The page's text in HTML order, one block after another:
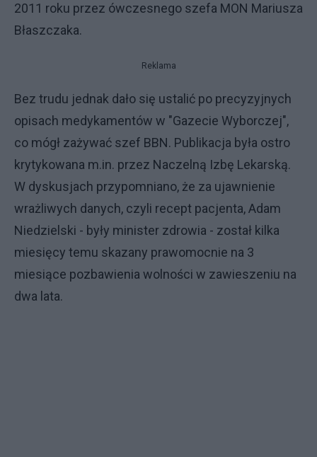
2011 roku przez ówczesnego szefa MON Mariusza
Błaszczaka.
Reklama
Bez trudu jednak dało się ustalić po precyzyjnych
opisach medykamentów w "Gazecie Wyborczej",
co mógł zażywać szef BBN. Publikacja była ostro
krytykowana m.in. przez Naczelną Izbę Lekarską.
W dyskusjach przypomniano, że za ujawnienie
wrażliwych danych, czyli recept pacjenta, Adam
Niedzielski - były minister zdrowia - został kilka
miesięcy temu skazany prawomocnie na 3
miesiące pozbawienia wolności w zawieszeniu na
dwa lata.